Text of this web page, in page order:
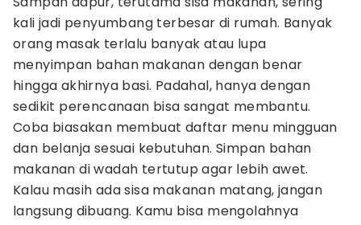
kali jadi penyumbang terbesar di rumah. Banyak
orang masak terlalu banyak atau lupa
menyimpan bahan makanan dengan benar
hingga akhirnya basi. Padahal, hanya dengan
sedikit perencanaan bisa sangat membantu.
Coba biasakan membuat daftar menu mingguan
dan belanja sesuai kebutuhan. Simpan bahan
makanan di wadah tertutup agar lebih awet.
Kalau masih ada sisa makanan matang, jangan
langsung dibuang. Kamu bisa mengolahnya